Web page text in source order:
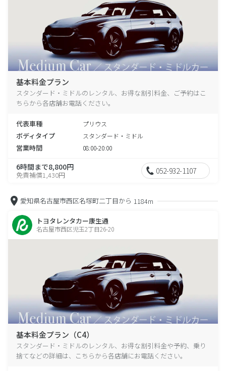
基本料金プラン
スタンダード・ミドルのレンタル、お得な割引料金、ご予約はこ
ちらから各店舗お電話ください。
代表車種 プリウス
ボディタイプ スタンダード・ミドル
営業時間 08:00-20:00
6時間まで8,800円
免責補償1,430円 052-932-1107
愛知県名古屋市西区名塚町二丁目から 1184m
トヨタレンタカー康生通
名古屋市西区児玉2丁目26-20
基本料金プラン（C4）
スタンダード・ミドルのレンタル、お得な割引料金や予約、乗り
捨てなどの詳細は、こちらから各店舗にお電話ください。